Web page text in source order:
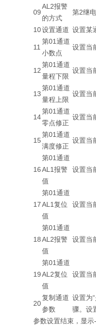
09
AL2报警
的方式
第2继
10设置通道 设置某
11
第01通道
小数点
设置当
12
第01通道
量程下限
设置当
13
第01通道
量程上限
设置当
14
第01通道
零点修正
设置当
15
第01通道
满度修正
设置当
16
第01通道
AL1报警
值
设置当
17
第01通道
AL1复位
值
设置当
18
第01通道
AL2报警
值
设置当
19
第01通道
AL2复位
值
设置当
20
复制通道
参数
设置为
骤。设
参数设置结束，显